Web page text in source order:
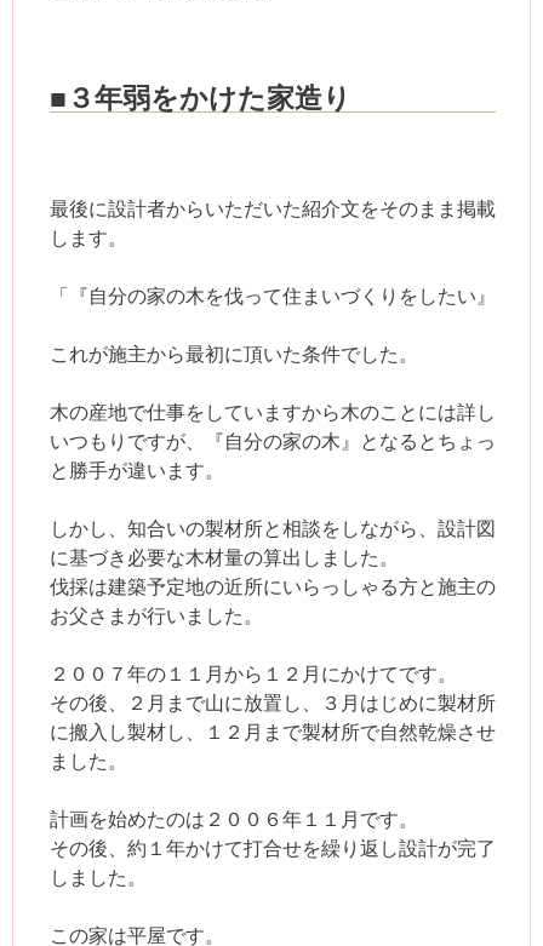
■３年弱をかけた家造り
最後に設計者からいただいた紹介文をそのまま掲載
します。
「『自分の家の木を伐って住まいづくりをしたい』
これが施主から最初に頂いた条件でした。
木の産地で仕事をしていますから木のことには詳し
いつもりですが、『自分の家の木』となるとちょっ
と勝手が違います。
しかし、知合いの製材所と相談をしながら、設計図
に基づき必要な木材量の算出しました。
伐採は建築予定地の近所にいらっしゃる方と施主の
お父さまが行いました。
２００７年の１１月から１２月にかけてです。
その後、２月まで山に放置し、３月はじめに製材所
に搬入し製材し、１２月まで製材所で自然乾燥させ
ました。
計画を始めたのは２００６年１１月です。
その後、約１年かけて打合せを繰り返し設計が完了
しました。
この家は平屋です。